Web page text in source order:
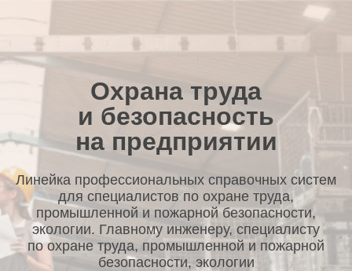
Охрана труда
и безопасность
на предприятии
Линейка профессиональных справочных систем
для специалистов по охране труда,
промышленной и пожарной безопасности,
экологии. Главному инженеру, специалисту
по охране труда, промышленной и пожарной
безопасности, экологии